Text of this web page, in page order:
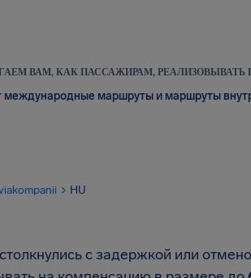
ВАМ, КАК ПАССАЖИРАМ, РЕАЛИЗОВЫВАТЬ
международные маршруты и маршруты
HU
с задержкой или